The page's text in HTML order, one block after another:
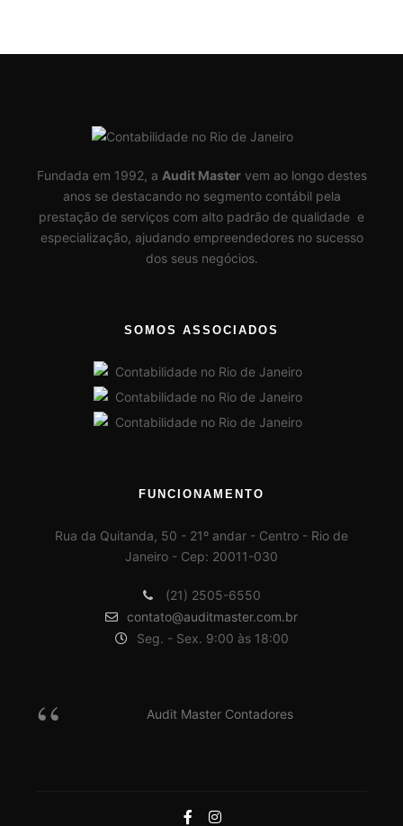
Fundada em 1992, a Audit Mastervem ao longo destes
anos se destacando no segmento contábil pela
prestação de serviços com alto padrão de qualidade e
especialização, ajudando empreendedores no sucesso
dos seus negócios.
SOMOS ASSOCIADOS
FUNCIONAMENTO
Rua da Quitanda, 50 - 21º andar - Centro - Rio de
Janeiro - Cep: 20011-030
(21) 2505-6550
contato@auditmaster.com.br
Seg. - Sex. 9:00 às 18:00
Audit Master Contadores